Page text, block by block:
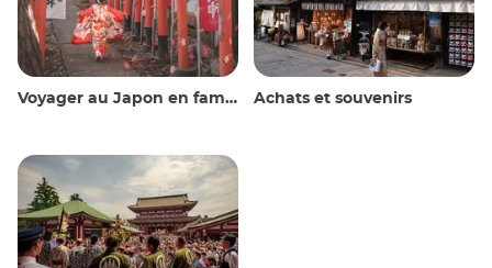
Voyager au Japon en famille Achats et souvenirs